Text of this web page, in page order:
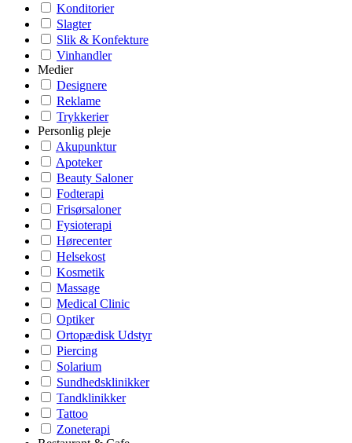
Konditorier
Slagter
Slik & Konfekture
Vinhandler
Medier
Designere
Reklame
Trykkerier
Personlig pleje
Akupunktur
Apoteker
Beauty Saloner
Fodterapi
Frisørsaloner
Fysioterapi
Hørecenter
Helsekost
Kosmetik
Massage
Medical Clinic
Optiker
Ortopædisk Udstyr
Piercing
Solarium
Sundhedsklinikker
Tandklinikker
Tattoo
Zoneterapi